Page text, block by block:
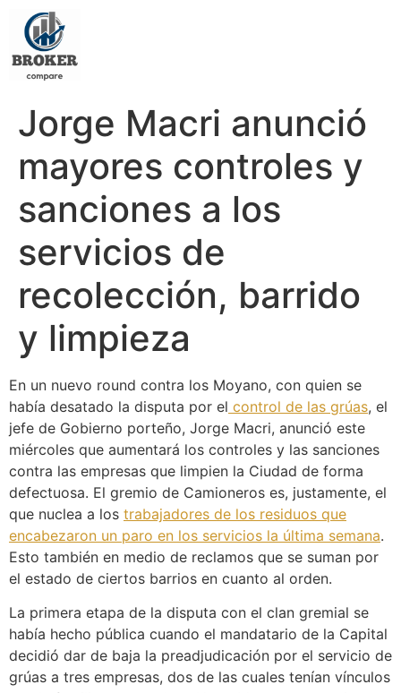
Jorge Macri anunció
mayores controles y
sanciones a los
servicios de
recolección, barrido
y limpieza
En un nuevo round contra los Moyano, con quien se
había desatado la disputa por el control de las grúas, el
jefe de Gobierno porteño, Jorge Macri, anunció este
miércoles que aumentará los controles y las sanciones
contra las empresas que limpien la Ciudad de forma
defectuosa. El gremio de Camioneros es, justamente, el
que nuclea a los trabajadores de los residuos que
encabezaron un paro en los servicios la última semana.
Esto también en medio de reclamos que se suman por
el estado de ciertos barrios en cuanto al orden.
La primera etapa de la disputa con el clan gremial se
había hecho pública cuando el mandatario de la Capital
decidió dar de baja la preadjudicación por el servicio de
grúas a tres empresas, dos de las cuales tenían vínculos